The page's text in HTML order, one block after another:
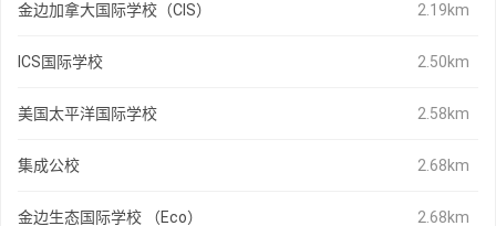
金边加拿大国际学校（CIS） 2.19km
ICS国际学校 2.50km
美国太平洋国际学校 2.58km
集成公校 2.68km
金边生态国际学校 （Eco） 2.68km